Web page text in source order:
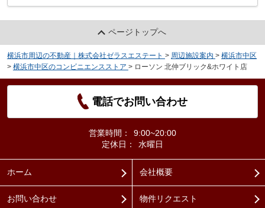
ページトップへ
横浜市周辺の不動産｜株式会社ゼラスエステート > 周辺施設案内 > 横浜市中区
> 横浜市中区のコンビニエンスストア > ローソン 北仲ブリック&ホワイト店
電話でお問い合わせ
営業時間：
9:00~20:00
定休日：
水曜日
ホーム 会社概要
お問い合わせ 物件リクエスト